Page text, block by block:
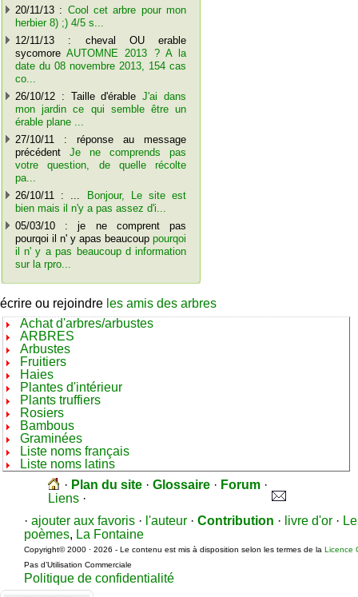
20/11/13 : Cool cet arbre pour mon
herbier 8) ;) 4/5 s...
12/11/13 : cheval OU erable
sycomoreAUTOMNE 2013 ? A la
date du 08 novembre 2013, 154 cas
co...
26/10/12 : Taille d'érableJ'ai dans
mon jardin ce qui semble être un
érable plane ...
27/10/11 : réponse au message
précédent Je ne comprends pas
votre question, de quelle récolte
pa...
26/10/11 : ...
Bonjour, Le site est
bien mais il n'y a pas assez d'i...
05/03/10 : je ne comprent pas
pourqoi il n' y apas beaucouppourqoi
il n' y a pas beaucoup d information
sur la rpro...
écrire ou rejoindre les amis des arbres
Achat d'arbres/arbustes
ARBRES
Arbustes
Fruitiers
Haies
Plantes d'intérieur
Plants truffiers
Rosiers
Bambous
Graminées
Liste noms français
Liste noms latins
· Plan du site · Glossaire · Forum ·
Liens ·
· ajouter aux favoris · l'auteur · Contribution · livre d'or ·
poèmes, La Fontaine
Copyright© 2000 · 2026 - Le contenu est mis à disposition selon les termes de la Licence
Pas d’Utilisation Commerciale
Politique de confidentialité